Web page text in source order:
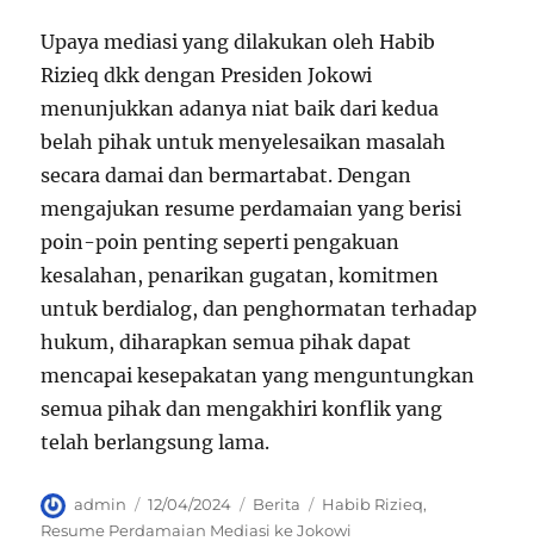
Upaya mediasi yang dilakukan oleh Habib
Rizieq dkk dengan Presiden Jokowi
menunjukkan adanya niat baik dari kedua
belah pihak untuk menyelesaikan masalah
secara damai dan bermartabat. Dengan
mengajukan resume perdamaian yang berisi
poin-poin penting seperti pengakuan
kesalahan, penarikan gugatan, komitmen
untuk berdialog, dan penghormatan terhadap
hukum, diharapkan semua pihak dapat
mencapai kesepakatan yang menguntungkan
semua pihak dan mengakhiri konflik yang
telah berlangsung lama.
Author
admin
Posted
on
12/04/2024 Categories
Berita Tags
Habib Rizieq,
Resume Perdamaian Mediasi ke Jokowi